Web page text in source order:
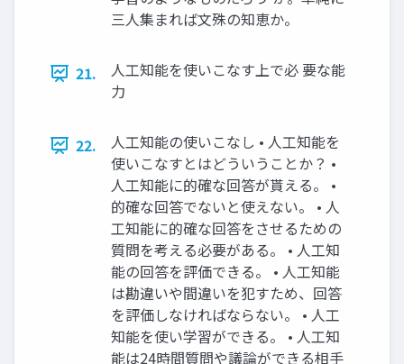
三人集まれば文殊の知恵か。
21.
人工知能を使いこなす上で必 要な能
力
22.
人工知能の使いこなし • 人工知能を
使いこなすとはどういうことか？ •
人工知能に的確な回答が貰える。 •
的確な回答でないと使えない。 • 人
工知能に的確な回答をさせるための
質問を考える必要がある。 • 人工知
能の回答を評価できる。 • 人工知能
は勘違いや間違いを犯すため、回答
を評価しなければならない。 • 人工
知能を使い学習ができる。 • 人工知
能は24時間質問や議論ができる相手